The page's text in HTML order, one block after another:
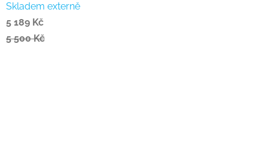
Skladem externě
5 189 Kč
5 500 Kč